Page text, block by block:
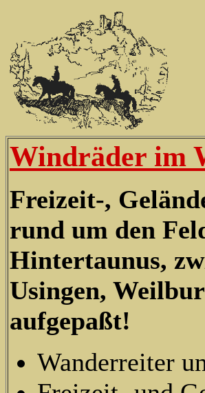
Windräder im
Freizeit-,
rund um den
Hintertaunus,
Usingen,
aufgepaßt!
Wanderreiter